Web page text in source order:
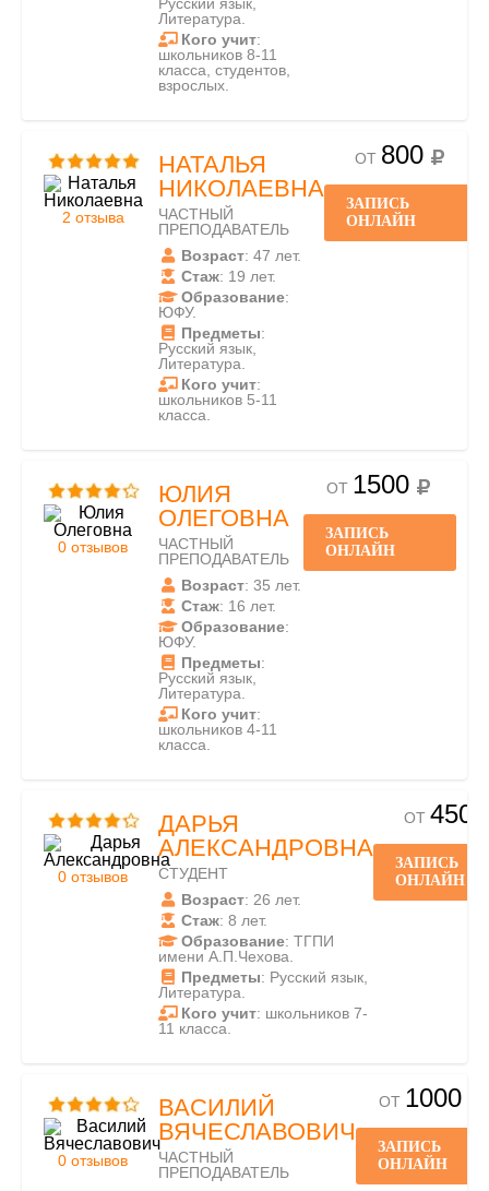
Литература.
Кого учит:
школьников 8-11
класса, студентов,
взрослых.
2 отзыва
НАТАЛЬЯ
НИКОЛАЕВНА
ЧАСТНЫЙ
ПРЕПОДАВАТЕЛЬ
Возраст: 47 лет.
Стаж: 19 лет.
Образование:
ЮФУ.
Предметы:
Русский язык,
Литература.
Кого учит:
школьников 5-11
класса.
ОТ 800
ЗАПИСЬ
ОНЛАЙН
0 отзывов
ЮЛИЯ
ОЛЕГОВНА
ЧАСТНЫЙ
ПРЕПОДАВАТЕЛЬ
Возраст: 35 лет.
Стаж: 16 лет.
Образование:
ЮФУ.
Предметы:
Русский язык,
Литература.
Кого учит:
школьников 4-11
класса.
ОТ 1500
ЗАПИСЬ
ОНЛАЙН
0 отзывов
ДАРЬЯ
АЛЕКСАНДРОВНА
СТУДЕНТ
Возраст: 26 лет.
Стаж: 8 лет.
Образование: ТГПИ
имени А.П.Чехова.
Предметы: Русский язык,
Литература.
Кого учит: школьников 7-
11 класса.
ОТ 450
ЗАПИСЬ
ОНЛАЙН
0 отзывов
ВАСИЛИЙ
ВЯЧЕСЛАВОВИЧ
ЧАСТНЫЙ
ПРЕПОДАВАТЕЛЬ
ОТ 1000
ЗАПИСЬ
ОНЛАЙН